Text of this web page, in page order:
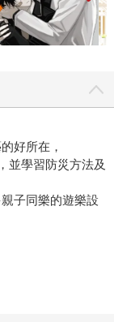
好所在，
並學習防災方法及
子同樂的遊樂設